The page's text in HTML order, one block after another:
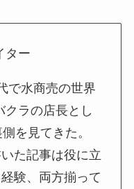
ター
で水商売の世界
クラの店長とし
を見てきた。
た記事は役に立
験、両方揃って